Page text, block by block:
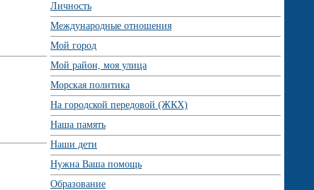
Личность
Международные отношения
Мой город
Мой район, моя улица
Морская политика
На городской передовой (ЖКХ)
Наша память
Наши дети
Нужна Ваша помощь
Образование